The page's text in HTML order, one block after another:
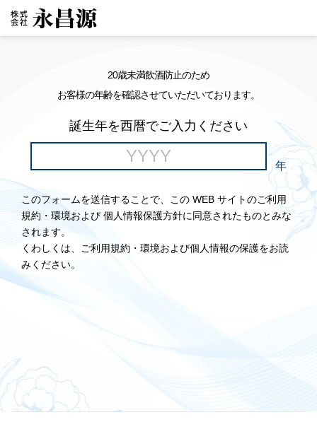
20歳未満飲酒防止のため
お客様の年齢を確認させていただいております。
誕生年を西暦でご入力ください
年
このフォームを送信することで、この WEB サイトのご利用
規約・環境および 個人情報保護方針に同意されたものとみな
されます。
くわしくは、ご利用規約・環境および個人情報の保護をお読
みください。